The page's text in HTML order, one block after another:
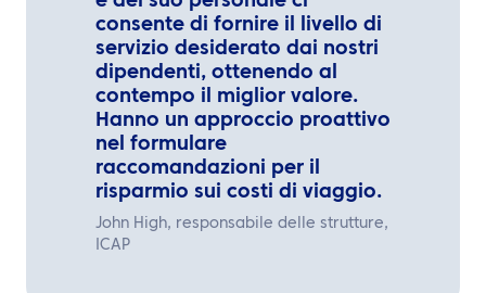
consente di fornire il livello di
servizio desiderato dai nostri
dipendenti, ottenendo al
contempo il miglior valore.
Hanno un approccio proattivo
nel formulare
raccomandazioni per il
risparmio sui costi di viaggio.
John High, responsabile delle strutture,
ICAP